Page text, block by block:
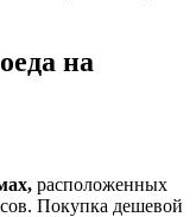
на
расположенных
Покупка дешевой